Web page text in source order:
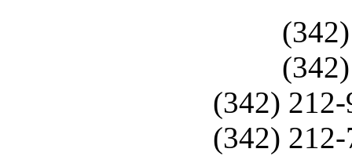
(342)
(342)